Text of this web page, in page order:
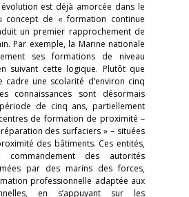
est déjà amorcée dans le
concept de « formation continue
un premier rapprochement de
Par exemple, la Marine nationale
ses formations de niveau
suivant cette logique. Plutôt que
cadre une scolarité d’environ cinq
connaissances sont désormais
de cinq ans, partiellement
de formation de proximité –
des surfaciers » – situées
des bâtiments. Ces entités,
des autorités
par des marins des forces,
professionnelle adaptée aux
en s’appuyant sur les